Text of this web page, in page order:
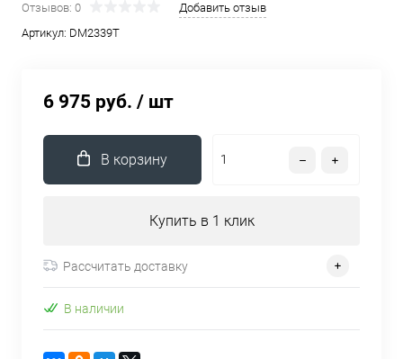
Отзывов: 0
Добавить отзыв
Артикул: DM2339T
6 975 руб. / шт
В корзину
Купить в 1 клик
Рассчитать доставку
В наличии